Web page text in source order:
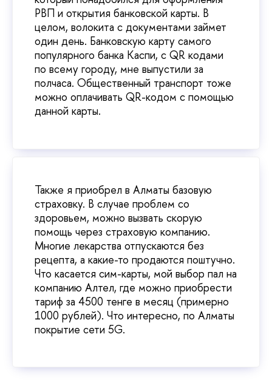
РВП и открытия банковской карты. В
целом, волокита с документами займет
один день. Банковскую карту самого
популярного банка Каспи, с QR кодами
по всему городу, мне выпустили за
полчаса. Общественный транспорт тоже
можно оплачивать QR-кодом с помощью
данной карты.
Также я приобрел в Алматы базовую
страховку. В случае проблем со
здоровьем, можно вызвать скорую
помощь через страховую компанию.
Многие лекарства отпускаются без
рецепта, а какие-то продаются поштучно.
Что касается сим-карты, мой выбор пал на
компанию Алтел, где можно приобрести
тариф за 4500 тенге в месяц (примерно
1000 рублей). Что интересно, по Алматы
покрытие сети 5G.